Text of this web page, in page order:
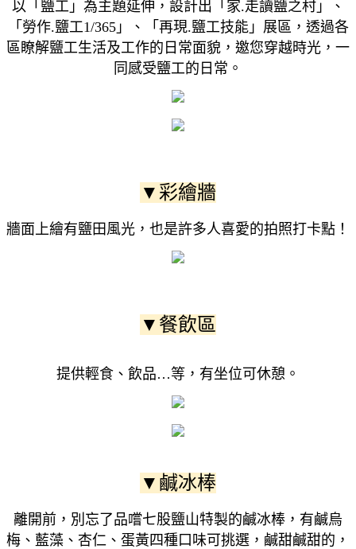
以「鹽工」為主題延伸，設計出「家.走讀鹽之村」、
「勞作.鹽工1/365」、「再現.鹽工技能」展區，透過各
區瞭解鹽工生活及工作的日常面貌，邀您穿越時光，一
同感受鹽工的日常。
▼彩繪牆
牆面上繪有鹽田風光，也是許多人喜愛的拍照打卡點！
▼餐飲區
提供輕食、飲品…等，有坐位可休憩。
▼鹹冰棒
離開前，別忘了品嚐七股鹽山特製的鹹冰棒，有鹹烏
梅、藍藻、杏仁、蛋黃四種口味可挑選，鹹甜鹹甜的，